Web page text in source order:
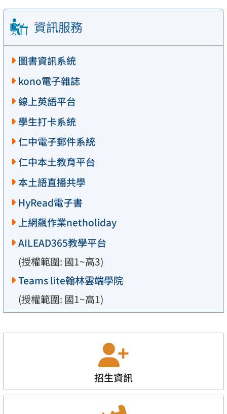
資訊服務
圖書資訊系統
kono電子雜誌
線上英語平台
學生打卡系統
仁中電子郵件系統
仁中本土教育平台
本土語直播共學
HyRead電子書
上網飆作業netholiday
AILEAD365教學平台
(授權範圍: 國1~高3)
Teams lite翰林雲端學院
(授權範圍: 國1~高1)
招生資訊